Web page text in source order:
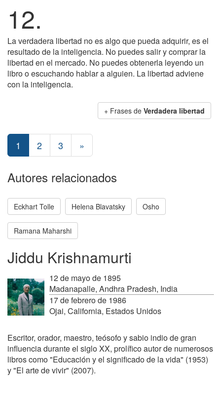
12.
La verdadera libertad no es algo que pueda adquirir, es el
resultado de la inteligencia. No puedes salir y comprar la
libertad en el mercado. No puedes obtenerla leyendo un
libro o escuchando hablar a alguien. La libertad adviene
con la inteligencia.
+ Frases de Verdadera libertad
1 2 3 »
Autores relacionados
Eckhart Tolle Helena Blavatsky Osho
Ramana Maharshi
Jiddu Krishnamurti
12 de mayo de 1895
Madanapalle, Andhra Pradesh, India
17 de febrero de 1986
Ojai, California, Estados Unidos
Escritor, orador, maestro, teósofo y sabio indio de gran
influencia durante el siglo XX, prolífico autor de numerosos
libros como "Educación y el significado de la vida" (1953)
y "El arte de vivir" (2007).